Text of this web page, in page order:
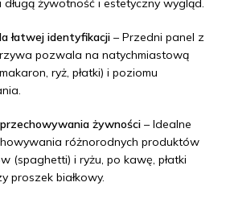
żywotność i estetyczny wygląd.
łatwej identyfikacji – Przedni panel z
pozwala na natychmiastową
ryż, płatki) i poziomu
żywności – Idealne
różnorodnych produktów
(spaghetti) i ryżu, po kawę, płatki
proszek białkowy.